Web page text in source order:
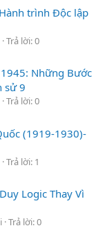
trình Độc lập
Trả lời: 0
1945: Những Bước
sử 9
Trả lời: 0
(1919-1930)-
Trả lời: 1
Logic Thay Vì
Trả lời: 0